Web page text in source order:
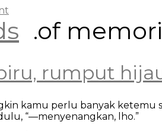
.of
rumput
kamu perlu banyak ketemu
“—menyenangkan, lho.”